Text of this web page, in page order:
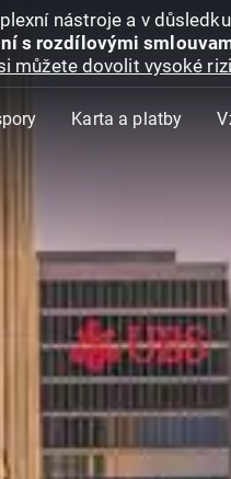
nástroje a v
s rozdílovými
můžete dovolit vysoké
Karta a platby